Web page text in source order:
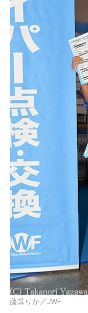
藤堂りか／JWF